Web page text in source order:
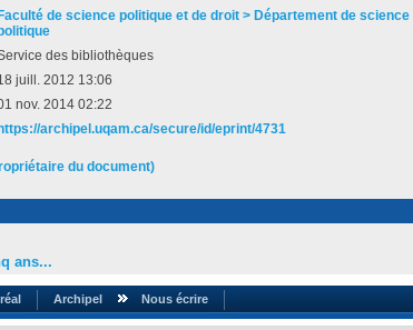
Faculté de science politique et de droit > Département de science
des bibliothèques
juill. 2012 13:06
nov. 2014 02:22
https://archipel.uqam.ca/secure/id/eprint/4731
du document)
ans...
Archipel Nous écrire